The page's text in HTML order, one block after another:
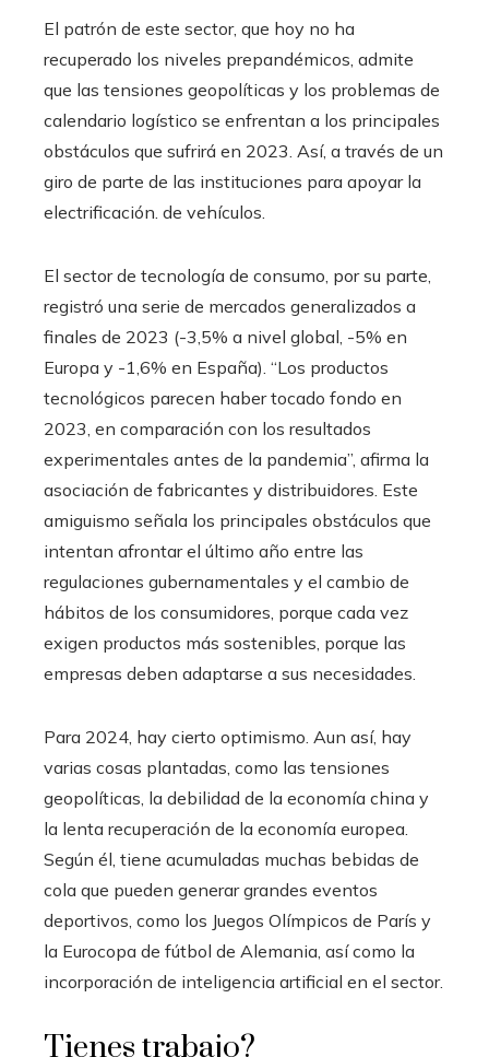
El patrón de este sector, que hoy no ha
recuperado los niveles prepandémicos, admite
que las tensiones geopolíticas y los problemas de
calendario logístico se enfrentan a los principales
obstáculos que sufrirá en 2023. Así, a través de un
giro de parte de las instituciones para apoyar la
electrificación. de vehículos.
El sector de tecnología de consumo, por su parte,
registró una serie de mercados generalizados a
finales de 2023 (-3,5% a nivel global, -5% en
Europa y -1,6% en España). “Los productos
tecnológicos parecen haber tocado fondo en
2023, en comparación con los resultados
experimentales antes de la pandemia”, afirma la
asociación de fabricantes y distribuidores. Este
amiguismo señala los principales obstáculos que
intentan afrontar el último año entre las
regulaciones gubernamentales y el cambio de
hábitos de los consumidores, porque cada vez
exigen productos más sostenibles, porque las
empresas deben adaptarse a sus necesidades.
Para 2024, hay cierto optimismo. Aun así, hay
varias cosas plantadas, como las tensiones
geopolíticas, la debilidad de la economía china y
la lenta recuperación de la economía europea.
Según él, tiene acumuladas muchas bebidas de
cola que pueden generar grandes eventos
deportivos, como los Juegos Olímpicos de París y
la Eurocopa de fútbol de Alemania, así como la
incorporación de inteligencia artificial en el sector.
Tienes trabajo?